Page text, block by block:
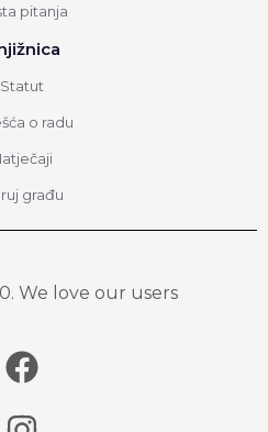
pitanja
Statut
o radu
građu
We love our users